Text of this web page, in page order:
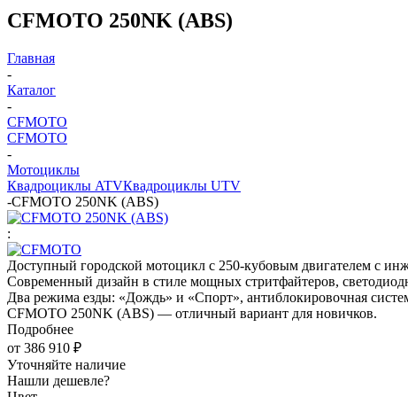
CFMOTO 250NK (ABS)
Главная
-
Каталог
-
CFMOTO
CFMOTO
-
Мотоциклы
Квадроциклы ATVКвадроциклы UTV
-CFMOTO 250NK (ABS)
:
Доступный городской мотоцикл с 250-кубовым двигателем с
Современный дизайн в стиле мощных стритфайтеров,
Два режима езды: «Дождь» и «Спорт», антиблокировочная
CFMOTO 250NK (ABS) — отличный вариант для новичков.
Подробнее
от 386 910 ₽
Уточняйте наличие
Нашли дешевле?